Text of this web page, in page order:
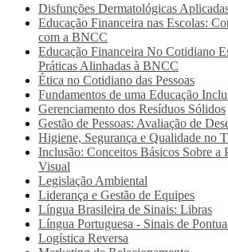
Disfunções Dermatológicas
Educação Financeira nas Escolas:
com a BNCC
Educação Financeira No Cotidiano
Práticas Alinhadas à BNCC
Ética no Cotidiano das Pessoas
Fundamentos de uma Educação
Gerenciamento dos Resíduos Sólidos
Gestão de Pessoas: Avaliação de
Higiene, Segurança e Qualidade no
Inclusão: Conceitos Básicos Sobre a
Visual
Legislação Ambiental
Liderança e Gestão de Equipes
Língua Brasileira de Sinais: Libras
Língua Portuguesa - Sinais de
Logística Reversa